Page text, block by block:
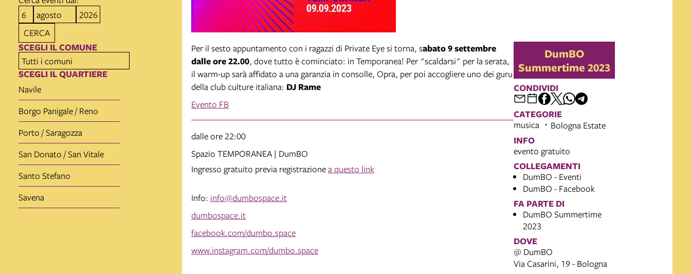
CERCA
SCEGLI IL COMUNE
SCEGLI IL QUARTIERE
Navile
Borgo Panigale / Reno
Porto / Saragozza
San Donato / San Vitale
Santo Stefano
Savena
Per il sesto appuntamento con i ragazzi di Private Eye si torna, sabato 9 settembre
dalle ore 22.00, dove tutto è cominciato: in Temporanea! Per "scaldarsi" per la serata,
il warm-up sarà affidato a una garanzia in consolle, Opra, per poi accogliere uno dei guru
della club culture italiana: DJ Rame
Evento FB
dalle ore 22:00
Spazio TEMPORANEA | DumBO
Ingresso gratuito previa registrazionea questo link
Info: info@dumbospace.it
dumbospace.it
facebook.com/dumbo.space
www.instagram.com/dumbo.space
DumBO
Summertime 2023
CONDIVIDI
CATEGORIE
musica
Bologna Estate
INFO
evento gratuito
COLLEGAMENTI
DumBO - Eventi
DumBO - Facebook
FA PARTE DI
DumBO Summertime
2023
DOVE
@ DumBO
Via Casarini, 19 - Bologna